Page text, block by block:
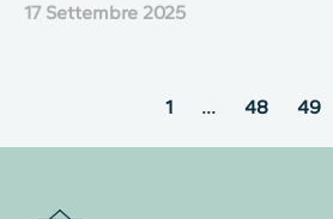
17 Settembre 2025
1 … 48 49